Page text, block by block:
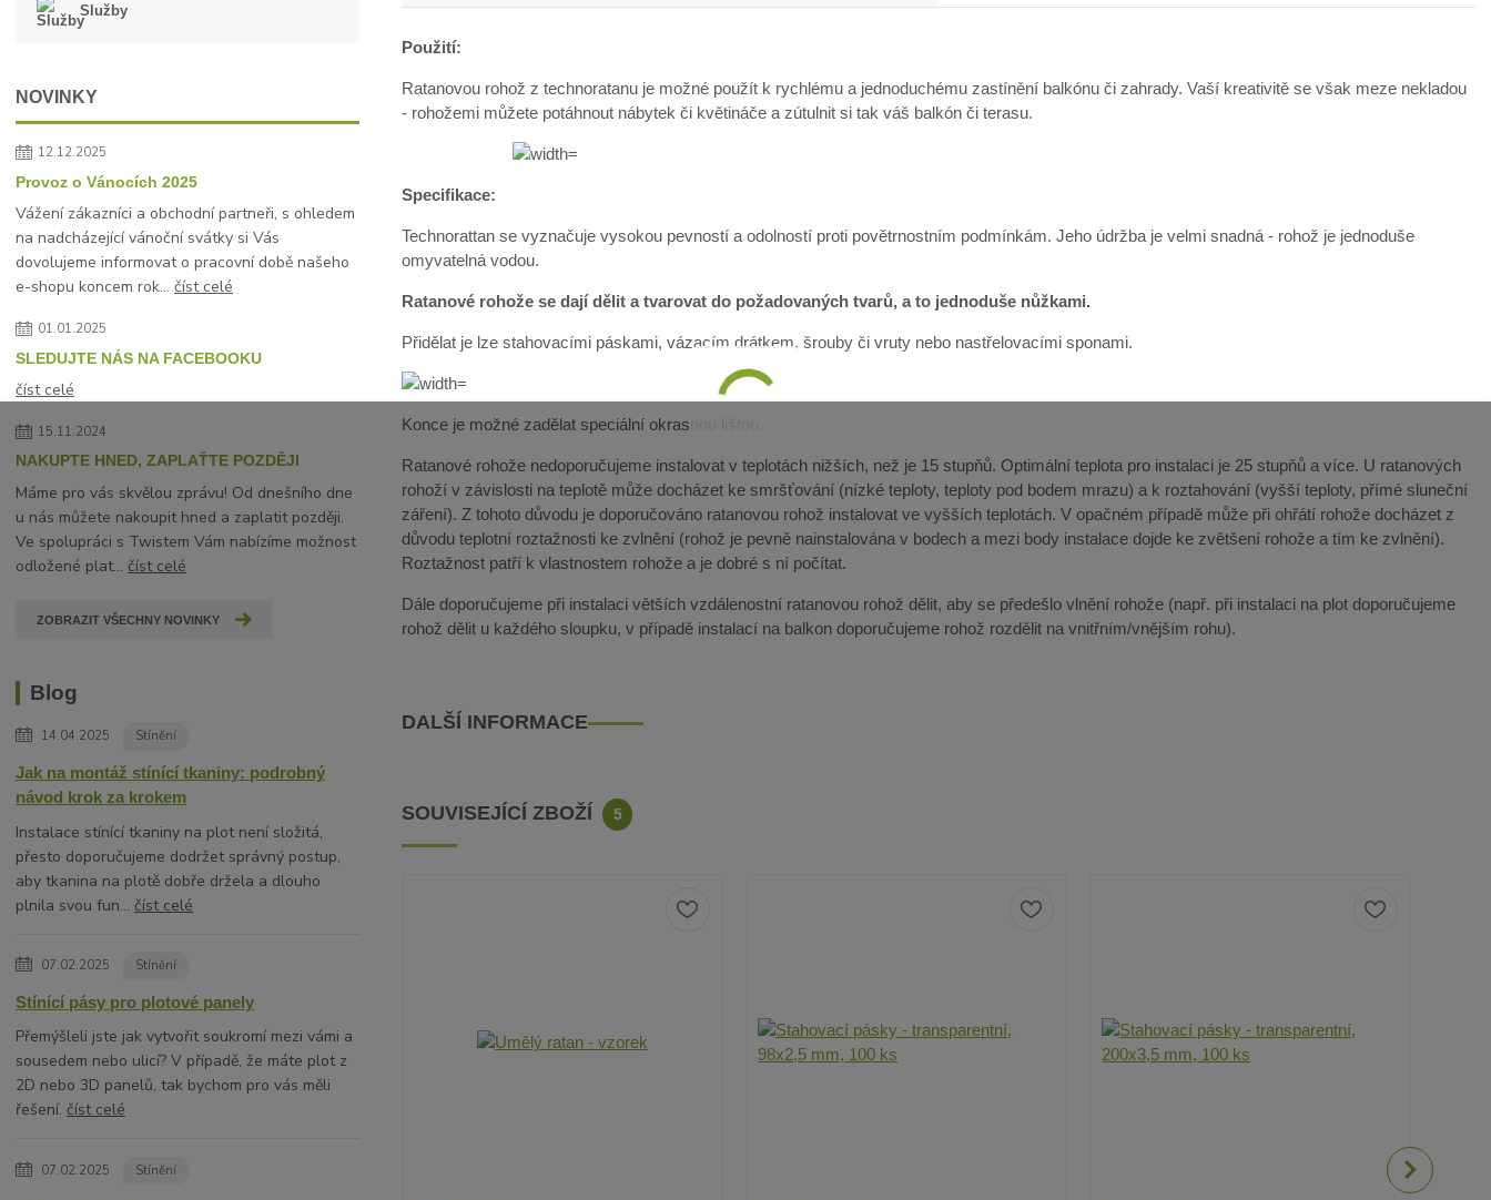
Služby
NOVINKY
12.12.2025
Provoz o Vánocích 2025
Vážení zákazníci a obchodní partneři, s ohledem
na nadcházející vánoční svátky si Vás
dovolujeme informovat o pracovní době našeho
e-shopu koncem rok...číst celé
01.01.2025
SLEDUJTE NÁS NA FACEBOOKU
číst celé
15.11.2024
NAKUPTE HNED, ZAPLAŤTE POZDĚJI
Máme pro vás skvělou zprávu! Od dnešního dne
u nás můžete nakoupit hned a zaplatit později.
Ve spolupráci s Twistem Vám nabízíme možnost
odložené plat...číst celé
ZOBRAZIT VŠECHNY NOVINKY
Blog
14.04.2025 Stínění
Jak na montáž stínící tkaniny: podrobný
návod krok za krokem
Instalace stínící tkaniny na plot není složitá,
přesto doporučujeme dodržet správný postup,
aby tkanina na plotě dobře držela a dlouho
plnila svou fun...číst celé
07.02.2025 Stínění
Stínící pásy pro plotové panely
Přemýšleli jste jak vytvořit soukromí mezi vámi a
sousedem nebo ulicí? V případě, že máte plot z
2D nebo 3D panelů, tak bychom pro vás měli
řešení.číst celé
07.02.2025 Stínění
Použití:
Ratanovou rohož z technoratanu je možné použít k rychlému a jednoduchému zastínění balkónu či zahrady. Vaší kreativitě se však meze nekladou
- rohožemi můžete potáhnout nábytek či květináče a zútulnit si tak váš balkón či terasu.
Specifikace:
Technorattan se vyznačuje vysokou pevností a odolností proti povětrnostním podmínkám. Jeho údržba je velmi snadná - rohož je jednoduše
omyvatelná vodou.
Ratanové rohože se dají dělit a tvarovat do požadovaných tvarů, a to jednoduše nůžkami.
Přidělat je lze stahovacími páskami, vázacím drátkem, šrouby či vruty nebo nastřelovacími sponami.
Konce je možné zadělat speciální okrasnou lištou.
Ratanové rohože nedoporučujeme instalovat v teplotách nižších, než je 15 stupňů. Optimální teplota pro instalaci je 25 stupňů a více. U ratanových
rohoží v závislosti na teplotě může docházet ke smršťování (nízké teploty, teploty pod bodem mrazu) a k roztahování (vyšší teploty, přímé sluneční
záření). Z tohoto důvodu je doporučováno ratanovou rohož instalovat ve vyšších teplotách. V opačném případě může při ohřátí rohože docházet z
důvodu teplotní roztažnosti ke zvlnění (rohož je pevně nainstalována v bodech a mezi body instalace dojde ke zvětšení rohože a tím ke zvlnění).
Roztažnost patří k vlastnostem rohože a je dobré s ní počítat.
Dále doporučujeme při instalaci větších vzdálenostní ratanovou rohož dělit, aby se předešlo vlnění rohože (např. při instalaci na plot doporučujeme
rohož dělit u každého sloupku, v případě instalací na balkon doporučujeme rohož rozdělit na vnitřním/vnějším rohu).
DALŠÍ INFORMACE
SOUVISEJÍCÍ ZBOŽÍ 5